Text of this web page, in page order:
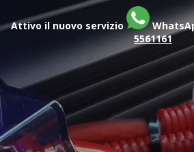
Attivo il nuovo servizio
5561161